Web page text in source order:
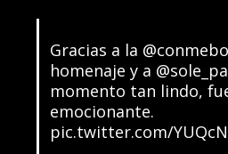
Gracias a la
homenaje y a
momento tan lindo,
emocionante.
pic.twitter.com/